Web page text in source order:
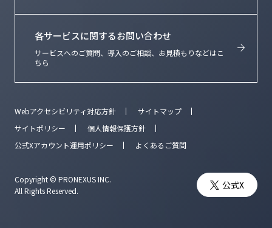
各サービスに関するお問い合わせ
サービスへのご質問、導入のご相談、お見積もりなどはこ
ちら
Webアクセシビリティ対応方針
サイトマップ
サイトポリシー
個人情報保護方針
公式Xアカウント運用ポリシー
よくあるご質問
Copyright © PRONEXUS INC.
All Rights Reserved.
公式X